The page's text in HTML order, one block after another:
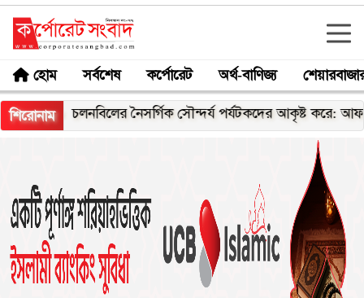
হোম সর্বশেষ কর্পোরেট অর্থ-বাণিজ্য
শিরোনাম
চলনবিলের নৈসর্গিক সৌন্দর্য পর্যটকদের আকৃষ্ট করে: আফরোজা